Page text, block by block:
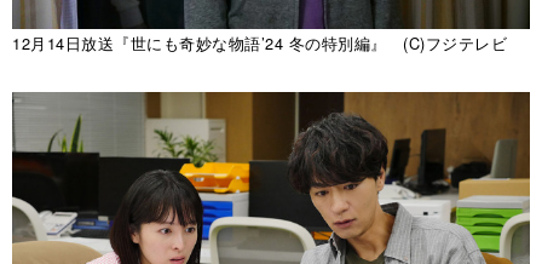
12月14日放送『世にも奇妙な物語’24 冬の特別編』 (C)フジテレビ